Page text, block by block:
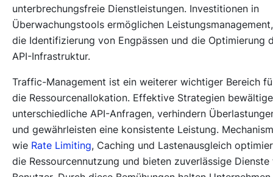
unterbrechungsfreie Dienstleistungen. Investitionen in
Überwachungstools ermöglichen Leistungsmanagement,
die Identifizierung von Engpässen und die Optimierung
API-Infrastruktur.
Traffic-Management ist ein weiterer wichtiger Bereich
die Ressourcenallokation. Effektive Strategien
unterschiedliche API-Anfragen, verhindern
und gewährleisten eine konsistente Leistung.
wie Rate Limiting, Caching und Lastenausgleich
die Ressourcennutzung und bieten zuverlässige Dienste